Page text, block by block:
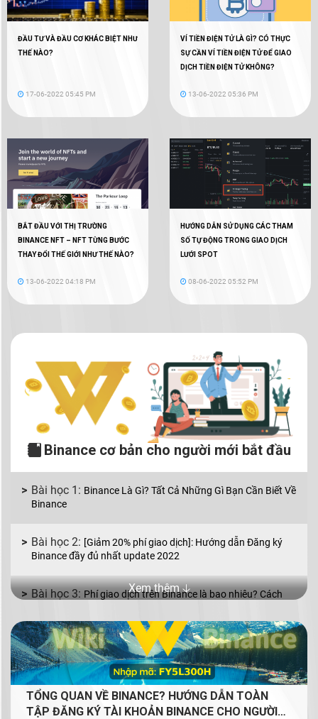
ĐẦU TƯ VÀ ĐẦU CƠ KHÁC BIỆT NHƯ
THẾ NÀO?
17-06-2022 05:45 PM
VÍ TIỀN ĐIỆN TỬ LÀ GÌ? CÓ THỰC
SỰ CẦN VÍ TIỀN ĐIỆN TỬ ĐỂ GIAO
DỊCH TIỀN ĐIỆN TỬ KHÔNG?
13-06-2022 05:36 PM
BẮT ĐẦU VỚI THỊ TRƯỜNG
BINANCE NFT – NFT TỪNG BƯỚC
THAY ĐỔI THẾ GIỚI NHƯ THẾ NÀO?
13-06-2022 04:18 PM
HƯỚNG DẪN SỬ DỤNG CÁC THAM
SỐ TỰ ĐỘNG TRONG GIAO DỊCH
LƯỚI SPOT
08-06-2022 05:52 PM
Binance cơ bản cho người mới bắt đầu
Binance Là Gì? Tất Cả Những Gì Bạn Cần Biết Về
Binance
[Giảm 20% phí giao dịch]: Hướng dẫn Đăng ký
Binance đầy đủ nhất update 2022
Phí giao dịch trên Binance là bao nhiêu? Cách
Binance P2P là gì? Cách mua bán coin bằng VND
với Binance P2P
Mua bán coin trên Binance với 2 lệnh cơ bản: lệnh
Limit và lệnh Market
Xem thêm 🡣
TỔNG QUAN VỀ BINANCE? HƯỚNG DẪN TOÀN
TẬP ĐĂNG KÝ TÀI KHOẢN BINANCE CHO NGƯỜI